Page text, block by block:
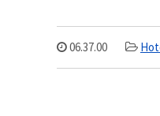
06.37.00